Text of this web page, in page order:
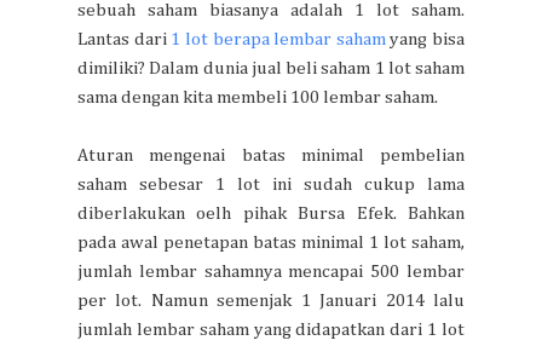
sebuah saham biasanya adalah 1 lot saham.
Lantas dari 1 lot berapa lembar sahamyang bisa
dimiliki? Dalam dunia jual beli saham 1 lot saham
sama dengan kita membeli 100 lembar saham.
Aturan mengenai batas minimal pembelian
saham sebesar 1 lot ini sudah cukup lama
diberlakukan oelh pihak Bursa Efek. Bahkan
pada awal penetapan batas minimal 1 lot saham,
jumlah lembar sahamnya mencapai 500 lembar
per lot. Namun semenjak 1 Januari 2014 lalu
jumlah lembar saham yang didapatkan dari 1 lot